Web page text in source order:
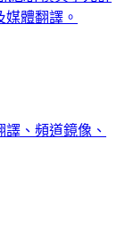
體翻譯。
譯、頻道鏡像、